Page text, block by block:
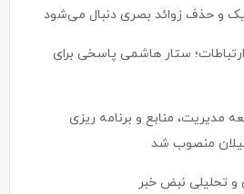
و حذف زوائد بصری دنبال می‌شود
ارتباطات؛ ستار هاشمی پاسخی برای
منابع و برنامه ریزی
منصوب شد
و تحلیلی نبض خبر